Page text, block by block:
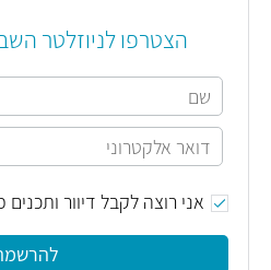
הצטרפו לניוזלטר
אני רוצה לקבל דיוור